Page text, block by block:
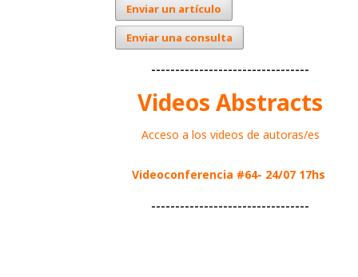
Enviar un artículo
Enviar una consulta
---------------------------------
Videos Abstracts
Acceso a los videos de autoras/es
Videoconferencia #64- 24/07 17hs
---------------------------------